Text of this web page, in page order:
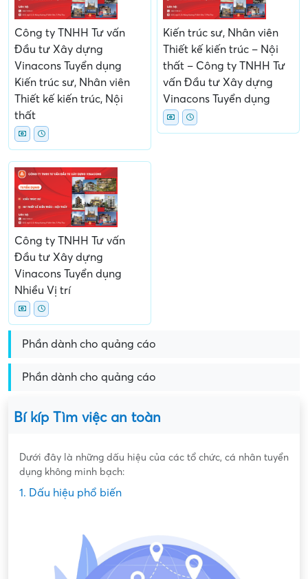
Công ty TNHH Tư vấn
Đầu tư Xây dựng
Vinacons Tuyển dụng
Kiến trúc sư, Nhân viên
Thiết kế kiến trúc, Nội
thất
Kiến trúc sư, Nhân viên
Thiết kế kiến trúc – Nội
thất – Công ty TNHH Tư
vấn Đầu tư Xây dựng
Vinacons Tuyển dụng
Công ty TNHH Tư vấn
Đầu tư Xây dựng
Vinacons Tuyển dụng
Nhiều Vị trí
Phần dành cho quảng cáo
Phần dành cho quảng cáo
Bí kíp Tìm việc an toàn
Dưới đây là những dấu hiệu của các tổ chức, cá nhân tuyển
dụng không minh bạch:
1. Dấu hiệu phổ biến